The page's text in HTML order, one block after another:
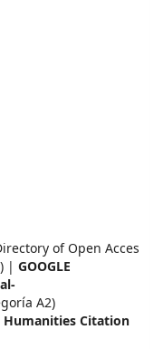
of Open Acces
| GOOGLE
A2)
Humanities Citation